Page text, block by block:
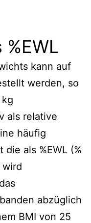
kann auf
werden, so
als relative
häufig
als %EWL (%
wird
abzüglich
BMI von 25